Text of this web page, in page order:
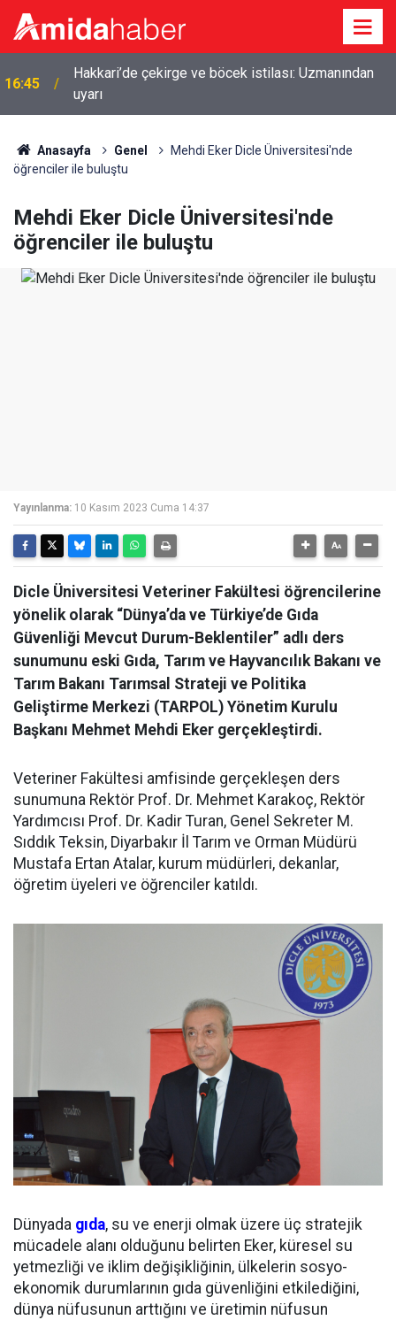
16:45
Hakkari’de çekirge ve böcek istilası: Uzmanından
uyarı
Anasayfa Genel
Mehdi Eker Dicle Üniversitesi'nde
öğrenciler ile buluştu
Mehdi Eker Dicle Üniversitesi'nde
öğrenciler ile buluştu
Yayınlanma: 10 Kasım 2023 Cuma 14:37
Dicle Üniversitesi Veteriner Fakültesi öğrencilerine
yönelik olarak “Dünya’da ve Türkiye’de Gıda
Güvenliği Mevcut Durum-Beklentiler” adlı ders
sunumunu eski Gıda, Tarım ve Hayvancılık Bakanı ve
Tarım Bakanı Tarımsal Strateji ve Politika
Geliştirme Merkezi (TARPOL) Yönetim Kurulu
Başkanı Mehmet Mehdi Eker gerçekleştirdi.
Veteriner Fakültesi amfisinde gerçekleşen ders
sunumuna Rektör Prof. Dr. Mehmet Karakoç, Rektör
Yardımcısı Prof. Dr. Kadir Turan, Genel Sekreter M.
Sıddık Teksin, Diyarbakır İl Tarım ve Orman Müdürü
Mustafa Ertan Atalar, kurum müdürleri, dekanlar,
öğretim üyeleri ve öğrenciler katıldı.
Dünyada gıda, su ve enerji olmak üzere üç stratejik
mücadele alanı olduğunu belirten Eker, küresel su
yetmezliği ve iklim değişikliğinin, ülkelerin sosyo-
ekonomik durumlarının gıda güvenliğini etkilediğini,
dünya nüfusunun arttığını ve üretimin nüfusun